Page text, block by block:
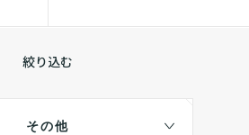
絞り込む
その他